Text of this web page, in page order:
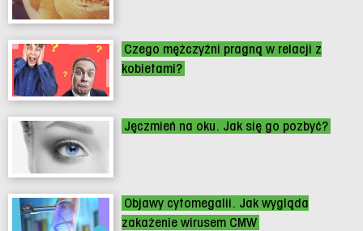
Czego mężczyźni pragną w relacji z
kobietami?
Jęczmień na oku. Jak się go pozbyć?
Objawy cytomegalii. Jak wygląda
zakażenie wirusem CMW